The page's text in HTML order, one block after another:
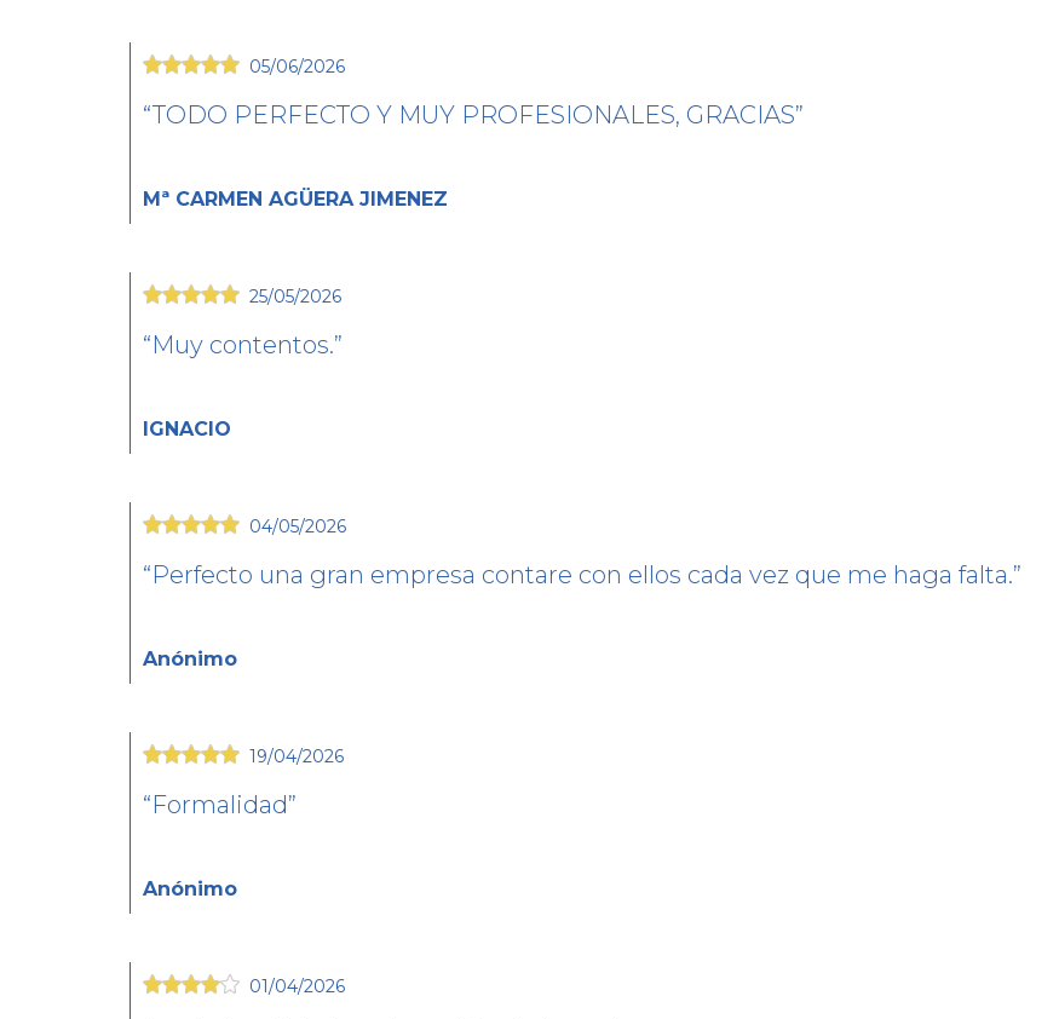
05/06/2026
TODO PERFECTO Y MUY PROFESIONALES, GRACIAS
Mª CARMEN AGÜERA JIMENEZ
25/05/2026
Muy contentos.
IGNACIO
04/05/2026
Perfecto una gran empresa contare con ellos cada vez que me haga falta.
Anónimo
19/04/2026
Formalidad
Anónimo
01/04/2026